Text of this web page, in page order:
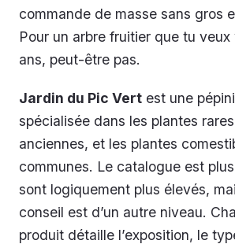
commande de masse sans gros
Pour un arbre fruitier que tu
ans, peut-être pas.
Jardin du Pic Vert est une
spécialisée dans les plantes
anciennes, et les plantes
communes. Le catalogue est
sont logiquement plus élevés,
conseil est d’un autre niveau.
produit détaille l’exposition, le